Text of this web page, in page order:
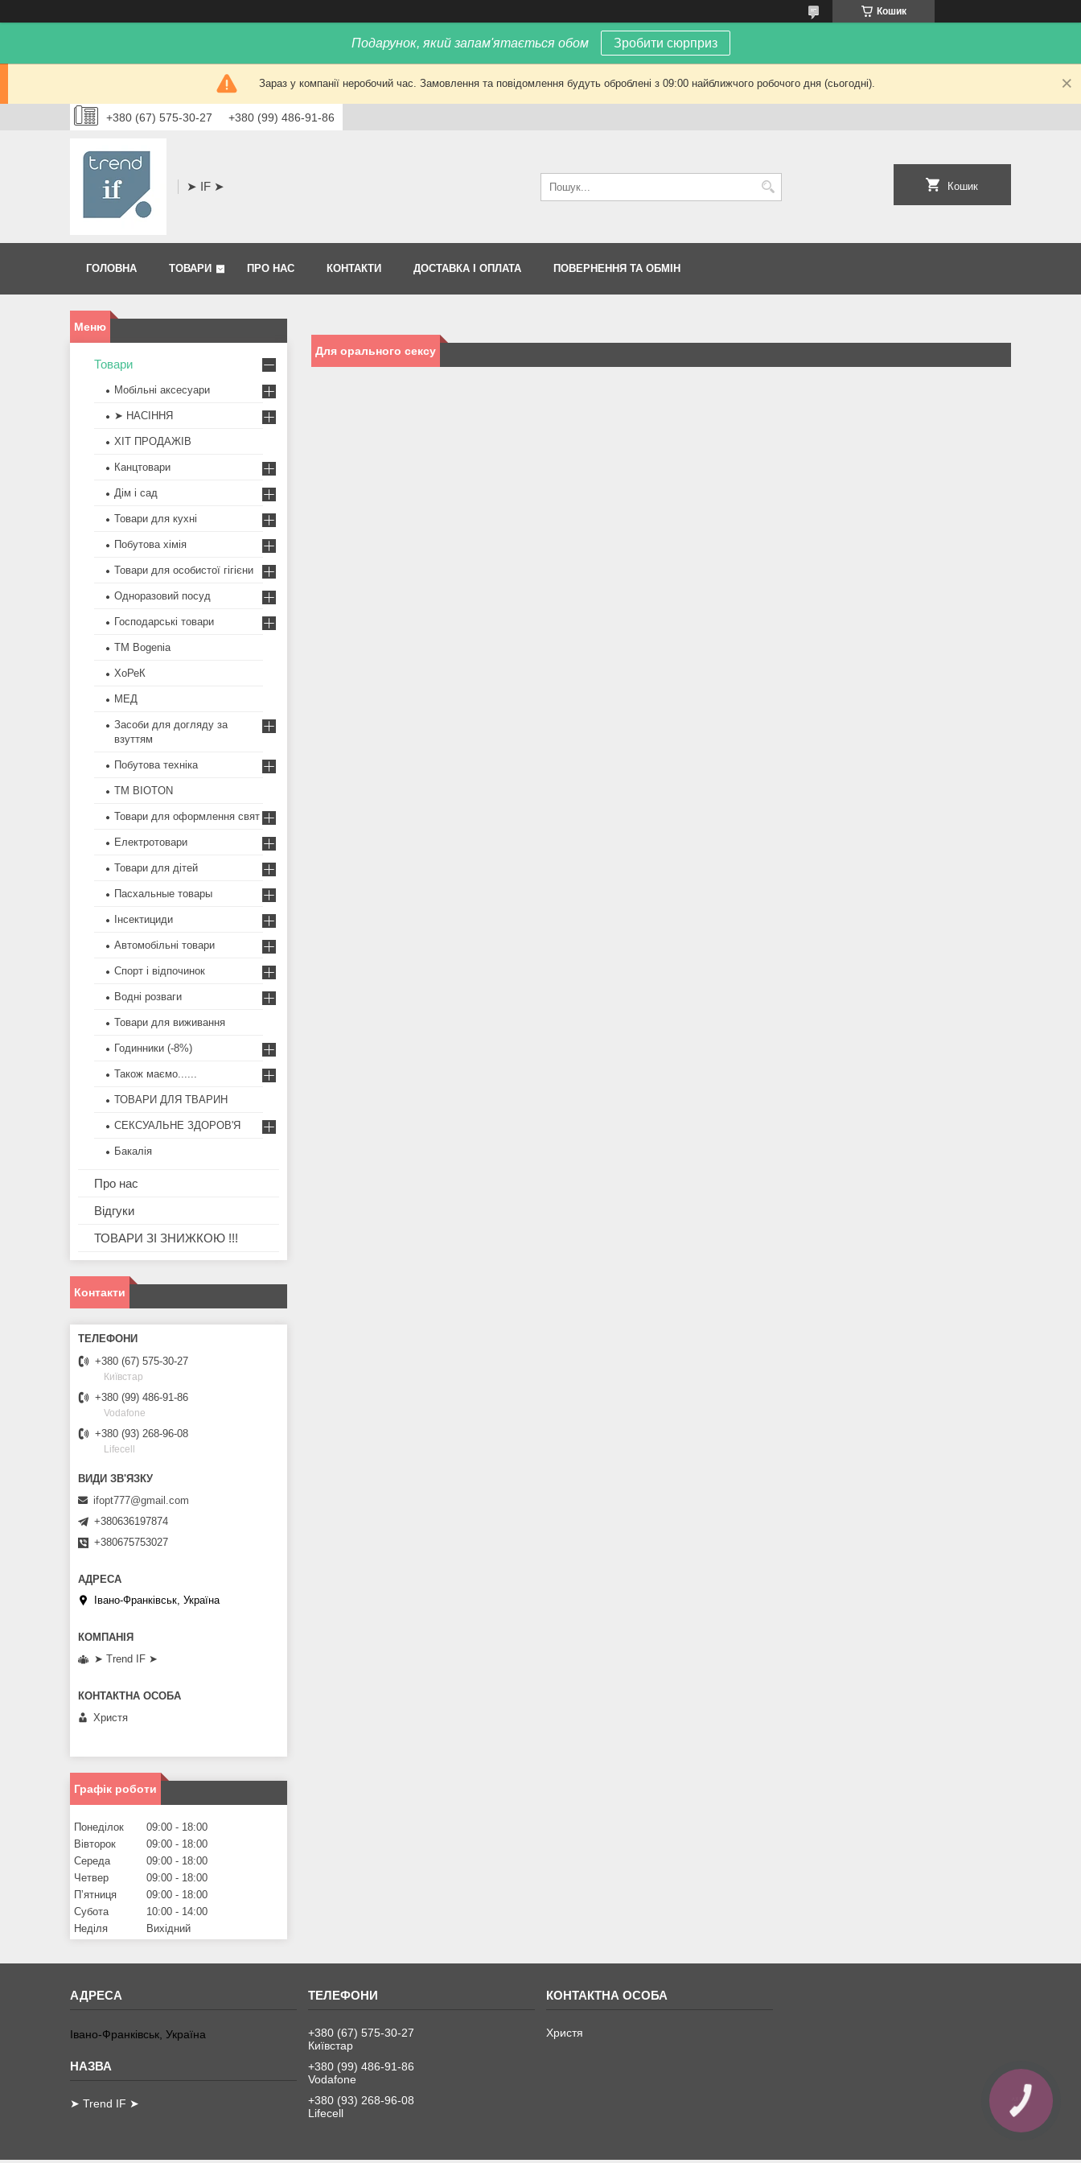
Кошик
Подарунок, який запам'ятається обом Зробити сюрприз
Зараз у компанії неробочий час. Замовлення та повідомлення будуть оброблені з 09:00 найближчого робочого дня (сьогодні).
+380 (67) 575-30-27 +380 (99) 486-91-86
➤ IF ➤ Кошик
ГОЛОВНА ТОВАРИ ПРО НАС КОНТАКТИ ДОСТАВКА І ОПЛАТА ПОВЕРНЕННЯ ТА ОБМІН
Для орального сексу
Товари
Мобільні аксесуари
➤ НАСІННЯ
ХІТ ПРОДАЖІВ
Канцтовари
Дім і сад
Товари для кухні
Побутова хімія
Товари для особистої гігієни
Одноразовий посуд
Господарські товари
ТМ Bogenia
ХоРеК
МЕД
Засоби для догляду за
взуттям
Побутова техніка
ТМ BIOTON
Товари для оформлення свят
Електротовари
Товари для дітей
Пасхальные товары
Інсектициди
Автомобільні товари
Спорт і відпочинок
Водні розваги
Товари для виживання
Годинники (-8%)
Також маємо......
ТОВАРИ ДЛЯ ТВАРИН
СЕКСУАЛЬНЕ ЗДОРОВ'Я
Бакалія
Про нас
Відгуки
ТОВАРИ ЗІ ЗНИЖКОЮ !!!
Контакти
+380 (67) 575-30-27
Київстар
+380 (99) 486-91-86
Vodafone
+380 (93) 268-96-08
Lifecell
ifopt777@gmail.com
+380636197874
+380675753027
Івано-Франківськ, Україна
➤ Trend IF ➤
Христя
Графік роботи
Понеділок 09:00
18:00
Вівторок
09:00
18:00
Середа
09:00
18:00
Четвер
09:00
18:00
Пʼятниця
09:00
18:00
Субота
10:00
14:00
Неділя
Вихідний
Івано-Франківськ, Україна
➤ Trend IF ➤
+380 (67) 575-30-27
Київстар
+380 (99) 486-91-86
Vodafone
+380 (93) 268-96-08
Lifecell
Христя
КНОПКА
ЗВ'ЯЗКУ